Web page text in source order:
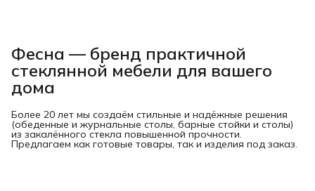
Фесна — бренд практичной
стеклянной мебели для вашего
дома
Более 20 лет мы создаём стильные и надёжные решения
(обеденные и журнальные столы, барные стойки и столы)
из закалённого стекла повышенной прочности.
Предлагаем как готовые товары, так и изделия под заказ.